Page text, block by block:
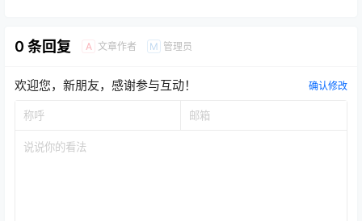
0 条回复 A 文章作者 M 管理员
欢迎您，新朋友，感谢参与互动！ 确认修改